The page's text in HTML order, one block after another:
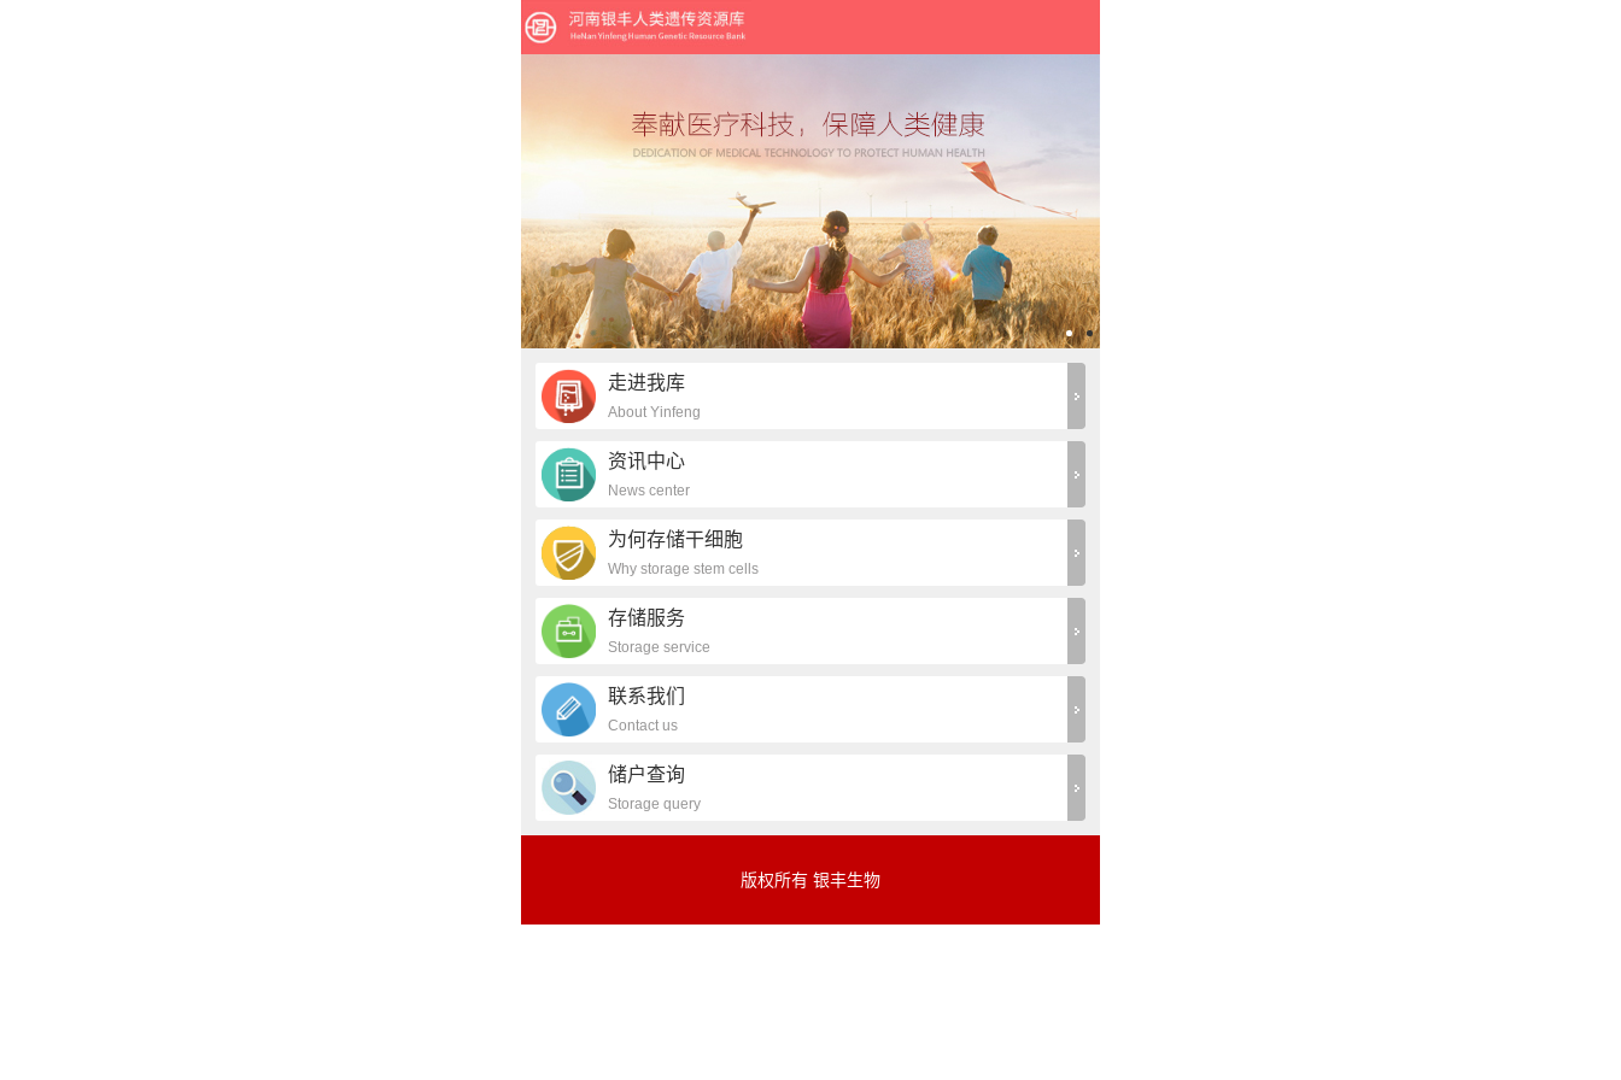
走进我库
About Yinfeng
资讯中心
News center
为何存储干细胞
Why storage stem cells
存储服务
Storage service
联系我们
Contact us
储户查询
Storage query
版权所有 银丰生物